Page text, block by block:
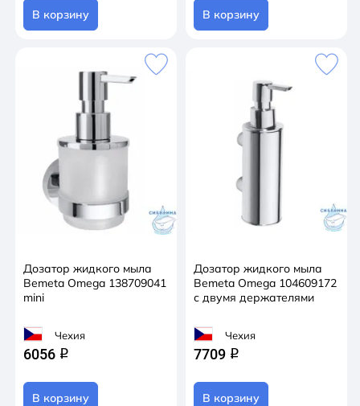
В корзину В корзину
Дозатор жидкого мыла
Bemeta Omega 138709041
mini
Чехия
6056 q
В корзину
Дозатор жидкого мыла
Bemeta Omega 104609172
с двумя держателями
Чехия
7709 q
В корзину